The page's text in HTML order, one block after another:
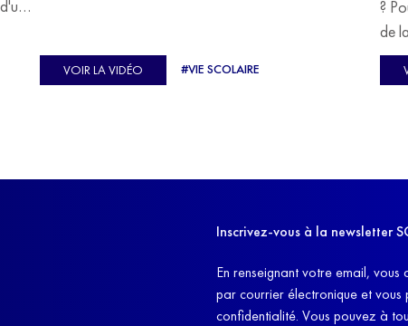
C'est l'histoire de nombreux réfugiés, et notamment
celle de Lisa Machukha, que nous vous proposons de
VOIR LA VIDÉO #VIE SCOLAIRE
?
de
Inscrivez-vous à la newsletter
En renseignant votre email,
par courrier électronique et
confidentialité. Vous pouvez à